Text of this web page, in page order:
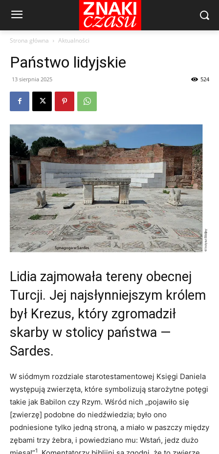
Strona główna Aktualności
Państwo lidyjskie
13 sierpnia 2025 524
Lidia zajmowała tereny obecnej
Turcji. Jej najsłynniejszym królem
był Krezus, który zgromadził
skarby w stolicy państwa —
Sardes.
W siódmym rozdziale starotestamentowej Księgi Daniela
występują zwierzęta, które symbolizują starożytne potęgi
takie jak Babilon czy Rzym. Wśród nich „pojawiło się
[zwierzę] podobne do niedźwiedzia; było ono
podniesione tylko jedną stroną, a miało w paszczy między
zębami trzy żebra, i powiedziano mu: Wstań, jedz dużo
1